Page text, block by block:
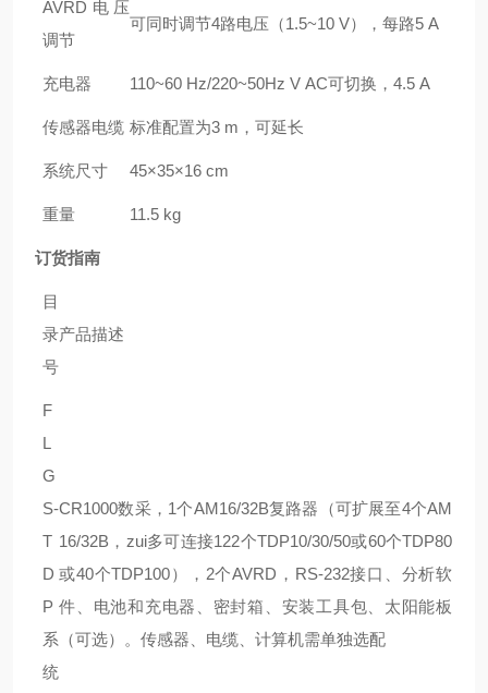
AVRD电压
调节
可同时调节4路电压（1.5~10 V），每路5 A
充电器 110~60 Hz/220~50Hz V AC可切换，4.5 A
传感器电缆 标准配置为3 m，可延长
系统尺寸 45×35×16 cm
重量 11.5 kg
订货指南
目
录
号
产品描述
F
L
G
S-
T
D
P
系
统
CR1000数采，1个AM16/32B复路器（可扩展至4个AM
16/32B，zui多可连接122个TDP10/30/50或60个TDP80
或40个TDP100），2个AVRD，RS-232接口、分析软
件、电池和充电器、密封箱、安装工具包、太阳能板
（可选）。传感器、电缆、计算机需单独选配